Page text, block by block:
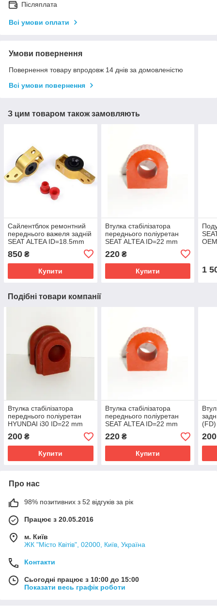
Післяплата
Всі умови оплати
Умови повернення
Повернення товару впродовж 14 днів за домовленістю
Всі умови повернення
З цим товаром також замовляють
Сайлентблок ремонтний
переднього важеля задній
SEAT ALTEA ID=18.5mm
поліуретан
850 ₴
Купити
Втулка стабілізатора
переднього поліуретан
SEAT ALTEA ID=22 mm
220₴
Купити 1
Подібні товари компанії
Втулка стабілізатора
переднього поліуретан
HYUNDAI i30 ID=22 mm
OEM:54813-2К200
200 ₴
Купити
Втулка стабілізатора
переднього поліуретан
SEAT ALTEA ID=22 mm
OEM:1K0411303BK
220₴
Купити
200
Про нас
98% позитивних з 52 відгуків за рік
Працює з 20.05.2016
м. Київ
ЖК "Місто Квітів", 02000, Київ, Україна
Контакти
Сьогодні працює з 10:00 до 15:00
Показати весь графік роботи